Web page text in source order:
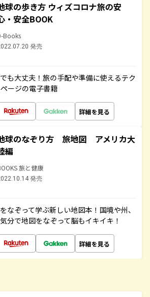
球の歩き方 ウィズコロナ旅の安
・安全BOOK
Books
発売
も大丈夫！旅の手配や準備に使えるテク
ージの電子書籍
詳細を見る
球のなぞり方 旅地図 アメリカ大
編
旅と健康
発売
なぞって学ぶ新しい地図本！国境や州、
分で地図をなぞって脳もイキイキ！
詳細を見る